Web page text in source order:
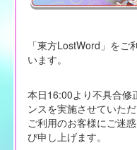
「東方LostWord」を
います。
本日16:00より不具合修
ンスを実施させていただ
ご利用のお客様にご迷
び申し上げます。